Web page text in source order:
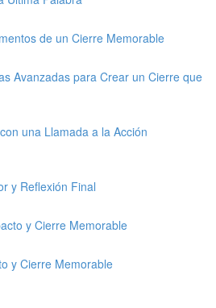
de un Cierre Memorable
Avanzadas para Crear un Cierre que
una Llamada a la Acción
y Reflexión Final
y Cierre Memorable
y Cierre Memorable